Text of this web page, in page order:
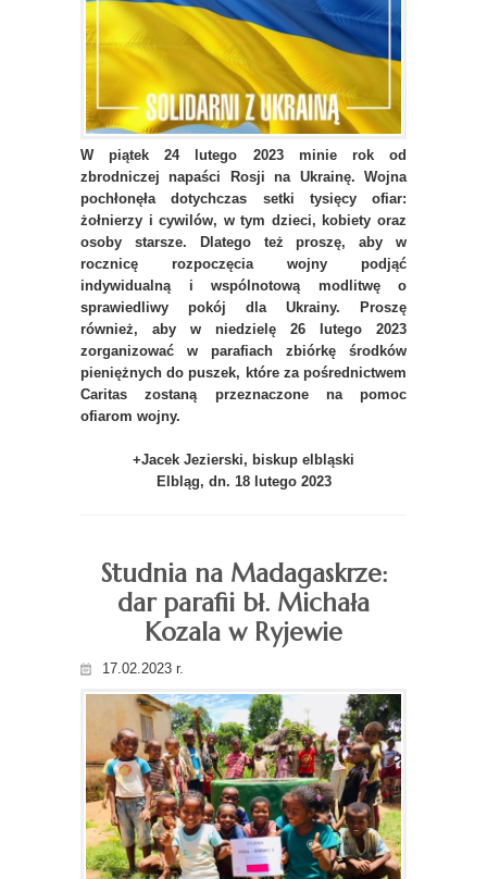
W piątek 24 lutego 2023 minie rok od
zbrodniczej napaści Rosji na Ukrainę. Wojna
pochłonęła dotychczas setki tysięcy ofiar:
żołnierzy i cywilów, w tym dzieci, kobiety oraz
osoby starsze. Dlatego też proszę, aby w
rocznicę rozpoczęcia wojny podjąć
indywidualną i wspólnotową modlitwę o
sprawiedliwy pokój dla Ukrainy. Proszę
również, aby w niedzielę 26 lutego 2023
zorganizować w parafiach zbiórkę środków
pieniężnych do puszek, które za pośrednictwem
Caritas zostaną przeznaczone na pomoc
ofiarom wojny.
+Jacek Jezierski, biskup elbląski
Elbląg, dn. 18 lutego 2023
Studnia na Madagaskrze:
dar parafii bł. Michała
Kozala w Ryjewie
17.02.2023 r.